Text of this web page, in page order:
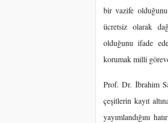
bir vazife olduğunu
ücretsiz olarak
olduğunu ifade
korumak milli
Prof. Dr. İbrahim
çeşitlerin kayıt
yayımlandığını